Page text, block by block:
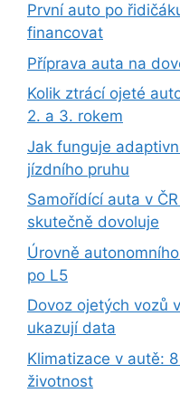
První auto po
financovat
Příprava auta na
Kolik ztrácí ojeté
2. a 3. rokem
Jak funguje
jízdního pruhu
Samořídící auta v
skutečně dovoluje
Úrovně
po L5
Dovoz ojetých vozů
ukazují data
Klimatizace v autě:
životnost